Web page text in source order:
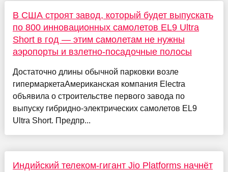
В США строят завод, который будет выпускать
по 800 инновационных самолетов EL9 Ultra
Short в год — этим самолетам не нужны
аэропорты и взлетно-посадочные полосы
Достаточно длины обычной парковки возле
гипермаркетаАмериканская компания Electra
объявила о строительстве первого завода по
выпуску гибридно-электрических самолетов EL9
Ultra Short. Предпр...
Индийский телеком-гигант Jio Platforms начнёт